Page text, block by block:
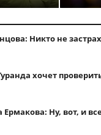
Никто не
хочет
Ну, вот, и